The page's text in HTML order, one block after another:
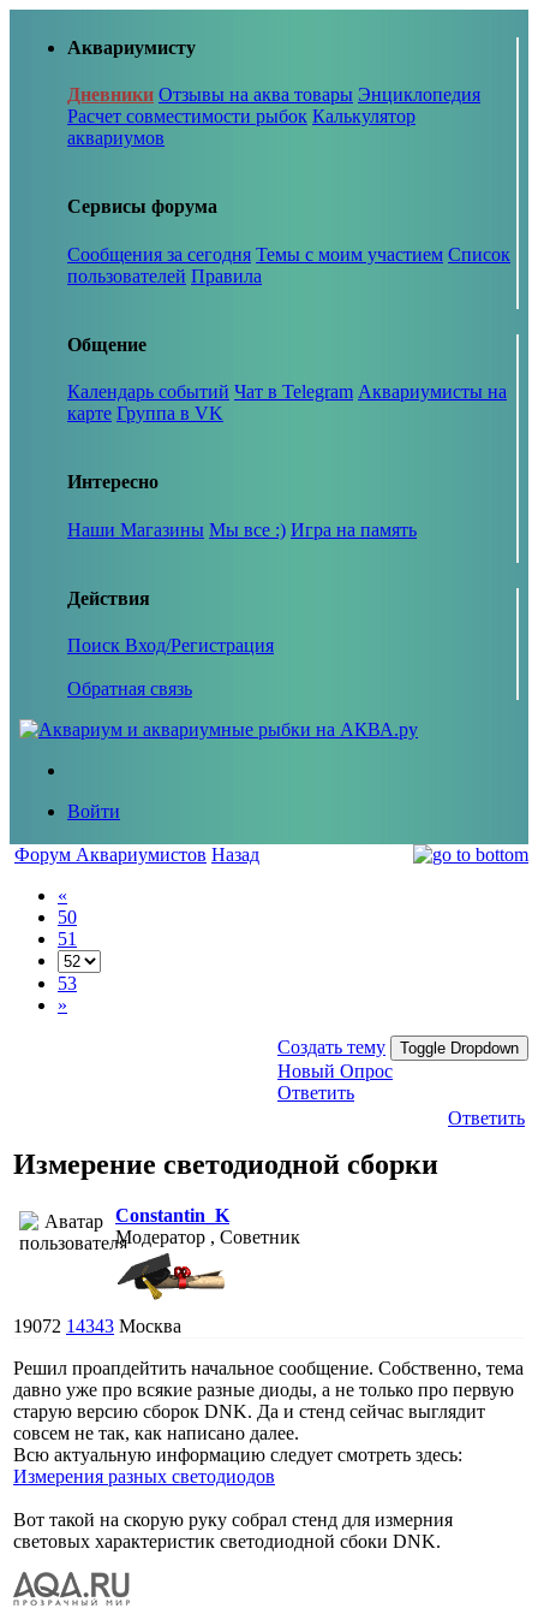
Аквариумисту
Дневники Отзывы на аква товары Энциклопедия
Расчет совместимости рыбок Калькулятор
аквариумов
Сервисы форума
Сообщения за сегодня Темы с моим участием Список
пользователей Правила
Общение
Календарь событий Чат в Telegram Аквариумисты на
карте Группа в VK
Интересно
Наши Магазины Мы все :) Игра на память
Действия
Поиск Вход/Регистрация
Обратная связь
Войти
Форум Аквариумистов Назад
«
50
51
53
»
Создать тему Toggle Dropdown
Новый Опрос
Ответить
Ответить
Измерение светодиодной сборки
Constantin_K
Модератор , Советник
19072 14343 Москва
Решил проапдейтить начальное сообщение. Собственно, тема
давно уже про всякие разные диоды, а не только про первую
старую версию сборок DNK. Да и стенд сейчас выглядит
совсем не так, как написано далее.
Всю актуальную информацию следует смотреть здесь:
Измерения разных светодиодов
Вот такой на скорую руку собрал стенд для измерния
световых характеристик светодиодной сбоки DNK.